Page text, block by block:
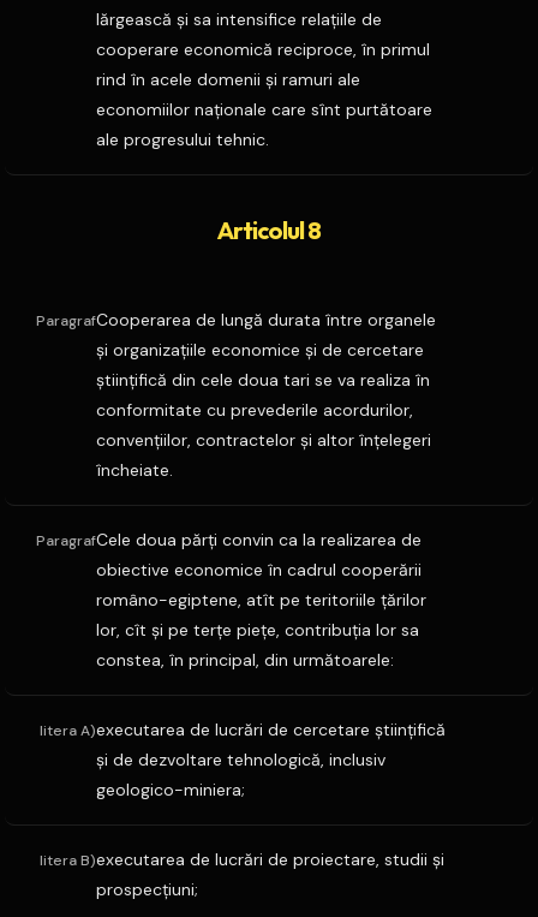
lărgească şi sa intensifice relaţiile de
cooperare economică reciproce, în primul
rind în acele domenii şi ramuri ale
economiilor naţionale care sînt purtătoare
ale progresului tehnic.
Articolul 8
ParagrafCooperarea de lungă durata între organele
şi organizaţiile economice şi de cercetare
ştiinţifică din cele doua tari se va realiza în
conformitate cu prevederile acordurilor,
convenţiilor, contractelor şi altor înţelegeri
încheiate.
ParagrafCele doua părţi convin ca la realizarea de
obiective economice în cadrul cooperării
româno-egiptene, atît pe teritoriile ţărilor
lor, cît şi pe terţe pieţe, contribuţia lor sa
constea, în principal, din următoarele:
litera A)executarea de lucrări de cercetare ştiinţifică
şi de dezvoltare tehnologică, inclusiv
geologico-miniera;
litera B)executarea de lucrări de proiectare, studii şi
prospecţiuni;